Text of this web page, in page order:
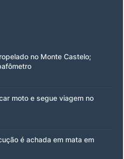
no Monte Castelo;
moto e segue viagem no
é achada em mata em